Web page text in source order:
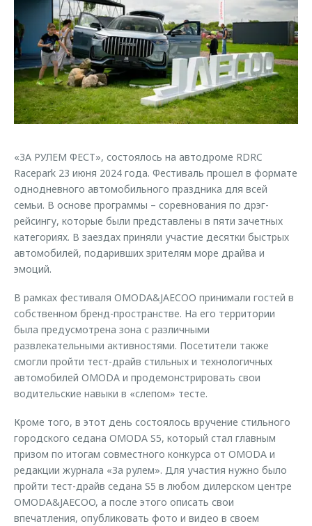
Страхование
Кредитный калькулятор
Аксессуары
Одежда и сувениры
Оригинальные аксессуары
Запчасти
Трейд-ин
Калькулятор трейд-ин
Руководства по эксплуатации
Клиентская поддержка
O&J Автоклуб
Клуб владельцев OMODA
Приложение O&J
Одежда и сувениры
Оригинальные аксессуары
Запчасти
Обратная связь
«ЗА РУЛЕМ ФЕСТ», состоялось на автодроме RDRC
Racepark 23 июня 2024 года. Фестиваль прошел в формате
однодневного автомобильного праздника для всей
семьи. В основе программы – соревнования по дрэг-
рейсингу, которые были представлены в пяти зачетных
категориях. В заездах приняли участие десятки быстрых
автомобилей, подаривших зрителям море драйва и
эмоций.
В рамках фестиваля OMODA&JAECOO принимали гостей в
собственном бренд-пространстве. На его территории
была предусмотрена зона с различными
развлекательными активностями. Посетители также
смогли пройти тест-драйв стильных и технологичных
автомобилей OMODA и продемонстрировать свои
водительские навыки в «слепом» тесте.
Кроме того, в этот день состоялось вручение стильного
городского седана OMODA S5, который стал главным
призом по итогам совместного конкурса от OMODA и
редакции журнала «За рулем». Для участия нужно было
пройти тест-драйв седана S5 в любом дилерском центре
OMODA&JAECOO, а после этого описать свои
впечатления, опубликовать фото и видео в своем